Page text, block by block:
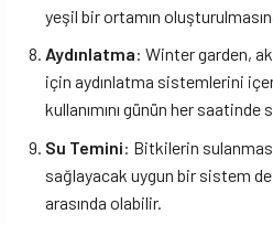
yeşil bir ortamın
Aydınlatma: Winter garden,
için aydınlatma sistemlerini
kullanımını günün her saatinde
Su Temini: Bitkilerin
sağlayacak uygun bir sistem
arasında olabilir.